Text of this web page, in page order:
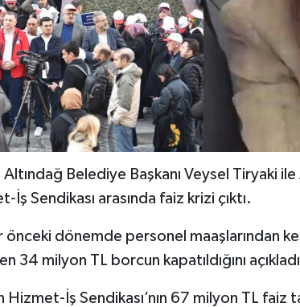
Belediye Başkanı Veysel Tiryaki ile
İş Sendikası arasında faiz krizi çıktı.
dönemde personel maaşlarından
34 milyon TL borcun kapatıldığını
İş Sendikası’nın 67 milyon TL faiz